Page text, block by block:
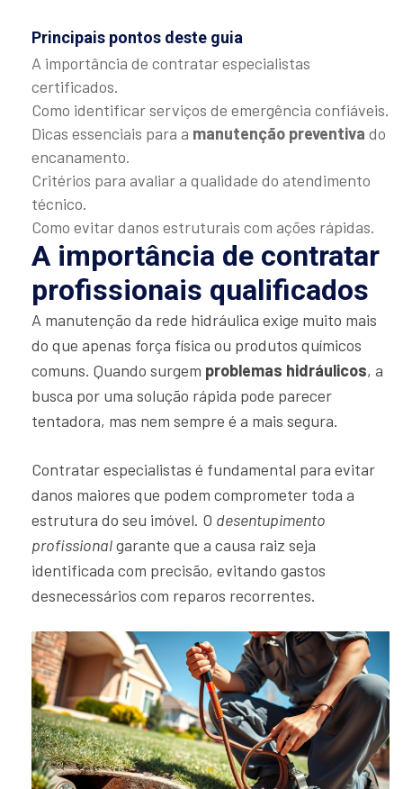
Principais pontos deste guia
A importância de contratar especialistas
certificados.
Como identificar serviços de emergência confiáveis.
Dicas essenciais para a manutenção preventiva do
encanamento.
Critérios para avaliar a qualidade do atendimento
técnico.
Como evitar danos estruturais com ações rápidas.
A importância de contratar
profissionais qualificados
A manutenção da rede hidráulica exige muito mais
do que apenas força física ou produtos químicos
comuns. Quando surgem problemas hidráulicos, a
busca por uma solução rápida pode parecer
tentadora, mas nem sempre é a mais segura.
Contratar especialistas é fundamental para evitar
danos maiores que podem comprometer toda a
estrutura do seu imóvel. O desentupimento
profissionalgarante que a causa raiz seja
identificada com precisão, evitando gastos
desnecessários com reparos recorrentes.